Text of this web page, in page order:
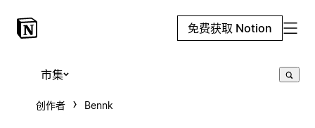
免费获取 Notion
市集
创作者 Bennk